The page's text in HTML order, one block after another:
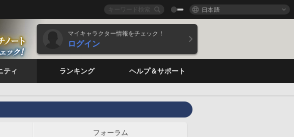
日本語
マイキャラクター情報をチェック！
ログイン
ティ ランキング ヘルプ＆サポート
フォーラム